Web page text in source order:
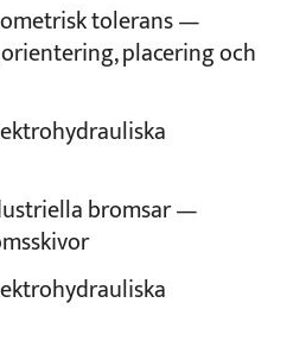
tolerans —
placering och
bromsar —